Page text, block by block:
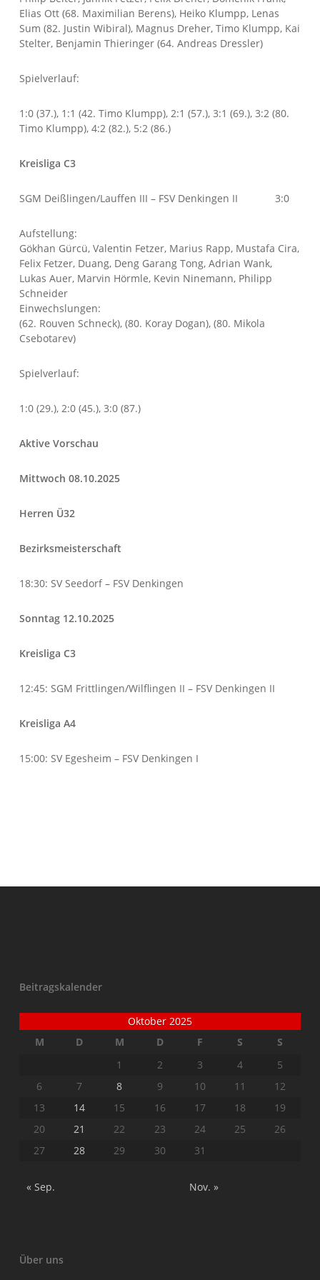
Elias Ott (68. Maximilian Berens), Heiko Klumpp, Lenas
Sum (82. Justin Wibiral), Magnus Dreher, Timo Klumpp, Kai
Stelter, Benjamin Thieringer (64. Andreas Dressler)
Spielverlauf:
1:0 (37.), 1:1 (42. Timo Klumpp), 2:1 (57.), 3:1 (69.), 3:2 (80.
Timo Klumpp), 4:2 (82.), 5:2 (86.)
Kreisliga C3
SGM Deißlingen/Lauffen III – FSV Denkingen II 3:0
Aufstellung:
Gökhan Gürcü, Valentin Fetzer, Marius Rapp, Mustafa Cira,
Felix Fetzer, Duang, Deng Garang Tong, Adrian Wank,
Lukas Auer, Marvin Hörmle, Kevin Ninemann, Philipp
Schneider
Einwechslungen:
(62. Rouven Schneck), (80. Koray Dogan), (80. Mikola
Csebotarev)
Spielverlauf:
1:0 (29.), 2:0 (45.), 3:0 (87.)
Aktive Vorschau
Mittwoch 08.10.2025
Herren Ü32
Bezirksmeisterschaft
18:30: SV Seedorf – FSV Denkingen
Sonntag 12.10.2025
Kreisliga C3
12:45: SGM Frittlingen/Wilflingen II – FSV Denkingen II
Kreisliga A4
15:00: SV Egesheim – FSV Denkingen I
Beitragskalender
Oktober 2025
M
D M D F S
S
1
2 3 4
5
6
7 8 9 10 11
12
13
14 15 16 17 18
19
20
21 22 23 24 25
26
27
28 29 30 31
« Sep. Nov. »
Über uns